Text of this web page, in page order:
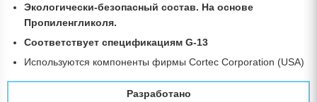
Экологически-безопасный состав. На основе
Пропиленгликоля.
Соответствует спецификациям G-13
Используются компоненты фирмы Cortec Corporation (USA)
Разработано